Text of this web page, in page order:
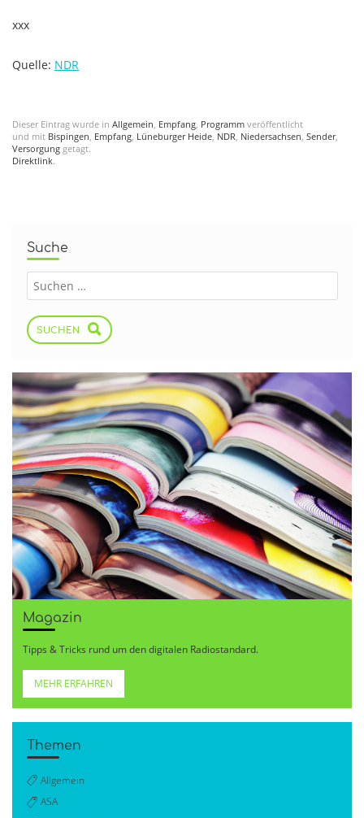
xxx
Quelle: NDR
Dieser Eintrag wurde in Allgemein, Empfang, Programm veröffentlicht
und mit Bispingen, Empfang, Lüneburger Heide, NDR, Niedersachsen, Sender,
Versorgung getagt.
Direktlink.
Suche
SUCHEN
Magazin
Tipps & Tricks rund um den digitalen Radiostandard.
MEHR ERFAHREN
Themen
Allgemein
ASA